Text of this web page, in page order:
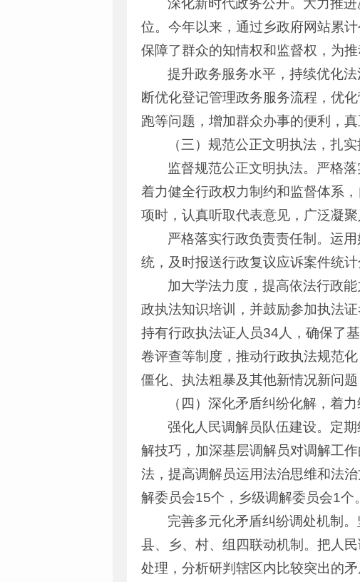
深化新时代政务公开。大力推
位。今年以来，通过乡政府网站累
保障了群众的知情权和监督权，为
提升政务服务水平，持续优化
断优化登记管理政务服务流程，优
跑等问题，增加群众办事的便利，真
（三）规范公正文明执法，扎
监督规范公正文明执法。严格
着力健全行政权力制约和监督体系
项时，认真听取代表意见，广泛凝
严格落实行政负责责任制。运
统，及时报送行政复议应诉案件统
加大学法力度，提高依法行政
政执法知识培训，并鼓励参加执法
持有行政执法证人员34人，确保了
卷评查等制度，推动行政执法规范
僵化、执法粗暴及其他新情况新问
（四）深化矛盾纠纷化解，着
强化人民调解员队伍建设。定
解技巧，加深基层调解员对调解工
法，提高调解员运用法治思维和法
解委员会15个，乡级调解委员会1个
完善多元化矛盾纠纷调处机制
县、乡、村、组四联动机制。把人
处理，分析研判辖区内比较突出的